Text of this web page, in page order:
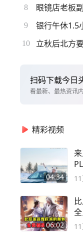
8 眼镜店老板
9 银行午休1.5
10 立秋后北方
扫码下载今日
看最新、最热资讯
精彩视频
04:34
06:02